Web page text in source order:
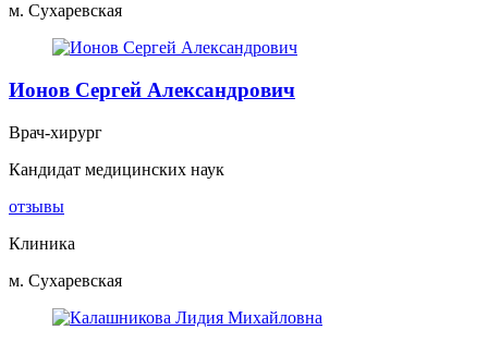
м. Сухаревская
Ионов Сергей Александрович
Врач-хирург
Кандидат медицинских наук
отзывы
Клиника
м. Сухаревская